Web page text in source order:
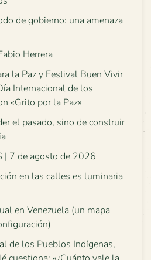
de gobierno: una amenaza
Herrera
la Paz y Festival Buen Vivir
Internacional de los
«Grito por la Paz»
el pasado, sino de construir
| 7 de agosto de 2026
en las calles es luminaria
en Venezuela (un mapa
de los Pueblos Indígenas,